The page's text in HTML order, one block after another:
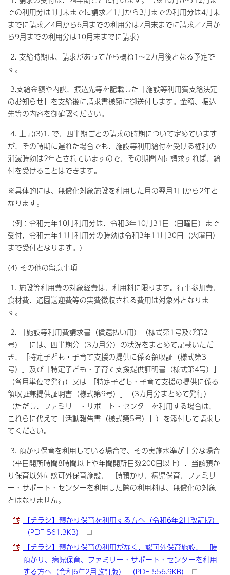
での利用分は1月末までに請求／1月から3月までの利用分は4月末
までに請求／4月から6月までの利用分は7月末までに請求／7月か
ら9月までの利用分は10月末までに請求）
2. 支給時期は、請求があってから概ね1～2カ月後となる予定で
す。
3.支給金額や内訳、振込先等を記載した「施設等利用費支給決定
のお知らせ」を支給後に請求書様宛に御送付します。金額、振込
先等の内容を御確認ください。
4. 上記(3)1. で、四半期ごとの請求の時期について定めています
が、その時期に遅れた場合でも、施設等利用給付を受ける権利の
消滅時効は2年とされていますので、その期間内に請求すれば、給
付を受けることはできます。
※具体的には、無償化対象施設を利用した月の翌月1日から2年と
なります。
（例：令和元年10月利用分は、令和3年10月31日（日曜日）まで
受付、令和元年11月利用分の時効は令和3年11月30日（火曜日）
まで受付となります。）
(4) その他の留意事項
1. 施設等利用費の対象経費は、利用料に限ります。行事参加費、
食材費、通園送迎費等の実費徴収される費用は対象外となりま
す。
2. 「施設等利用費請求書（償還払い用）（様式第1号及び第2
号）」には、四半期分（3カ月分）の状況をまとめて記載いただ
き、「特定子ども・子育て支援の提供に係る領収証（様式第3
号）」及び「特定子ども・子育て支援提供証明書（様式第4号）」
（各月単位で発行）又は 「特定子ども・子育て支援の提供に係る
領収証兼提供証明書（様式第9号）」（3カ月分まとめて発行）
（ただし、ファミリー・サポート・センターを利用する場合は、
これらに代えて「活動報告書（様式第5号）」）を添付して請求し
てください。
3. 預かり保育を利用している場合で、その実施水準が十分な場合
（平日開所時間8時間以上や年間開所日数200日以上）、当該預か
り保育以外に認可外保育施設、一時預かり、病児保育、ファミリ
ー・サポート・センターを利用した際の利用料は、無償化の対象
とはなりません。
【チラシ】預かり保育を利用する方へ（令和6年2月改訂版）
（PDF 561.3KB）
【チラシ】預かり保育の利用がなく、認可外保育施設、一時
預かり、病児保育、ファミリー・サポート・センターを利用
する方へ（令和6年2月改訂版） （PDF 556.9KB）